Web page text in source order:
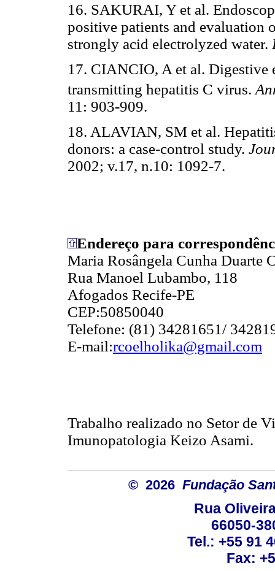
16. SAKURAI, Y et al.
positive patients and evaluation
strongly acid electrolyzed water.
17. CIANCIO, A et al. Digestive
transmitting hepatitis C virus.
11: 903-909.
18. ALAVIAN, SM et al.
donors: a case-control study.
2002; v.17, n.10: 1092-7.
Endereço para
Maria Rosângela Cunha Duarte
Rua Manoel Lubambo, 118
Afogados Recife-PE
CEP:50850040
Telefone: (81) 34281651/
E-mail:rcoelholika@gmail.com
Trabalho realizado no Setor de
Imunopatologia Keizo Asami.
© 2026 Fundação
Rua
66050-
Tel.: +55 91
Fax: